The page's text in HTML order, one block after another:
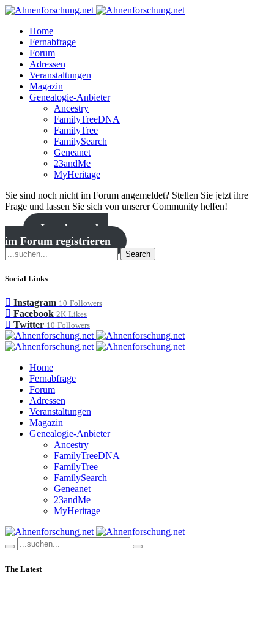
Home
Fernabfrage
Forum
Adressen
Veranstaltungen
Magazin
Genealogie-Anbieter
Ancestry
FamilyTreeDNA
FamilyTree
FamilySearch
Geneanet
23andMe
MyHeritage
Sie sind noch nicht im Forum angemeldet? Stellen Sie jetzt ihre
Frage und lassen Sie sich von unserer Community helfen!
Jetzt kostenlos
im Forum registrieren
Search
Social Links
Instagram 10 Followers
Facebook 2K Likes
Twitter 10 Followers
Home
Fernabfrage
Forum
Adressen
Veranstaltungen
Magazin
Genealogie-Anbieter
Ancestry
FamilyTreeDNA
FamilyTree
FamilySearch
Geneanet
23andMe
MyHeritage
The Latest